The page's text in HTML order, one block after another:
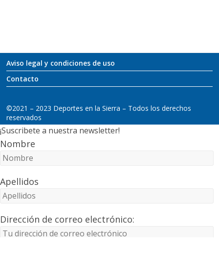
Aviso legal y condiciones de uso
Contacto
©2021 – 2023 Deportes en la Sierra – Todos los derechos
reservados
¡Suscribete a nuestra newsletter!
Nombre
Apellidos
Dirección de correo electrónico: